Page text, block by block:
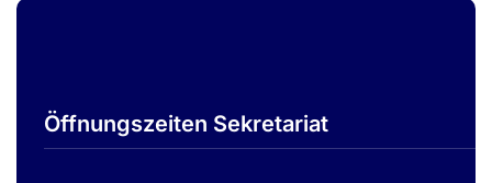
Öffnungszeiten Sekretariat